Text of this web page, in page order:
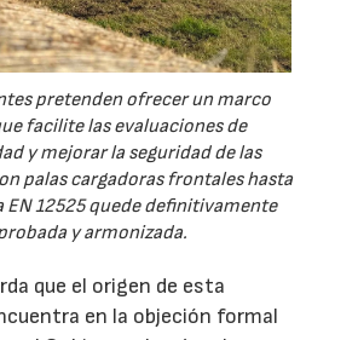
pretenden ofrecer un marco
facilite las evaluaciones de
y mejorar la seguridad de las
palas cargadoras frontales hasta
EN 12525 quede definitivamente
y armonizada.
que el origen de esta
en la objeción formal